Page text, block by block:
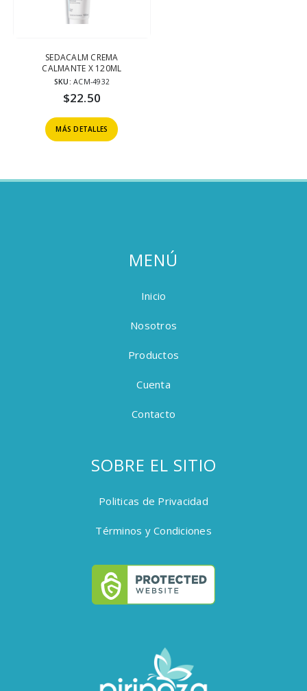
SEDACALM CREMA
CALMANTE X 120ML
SKU:ACM-4932
$22.50
MÁS DETALLES
MENÚ
Inicio
Nosotros
Productos
Cuenta
Contacto
SOBRE EL SITIO
Politicas de Privacidad
Términos y Condiciones